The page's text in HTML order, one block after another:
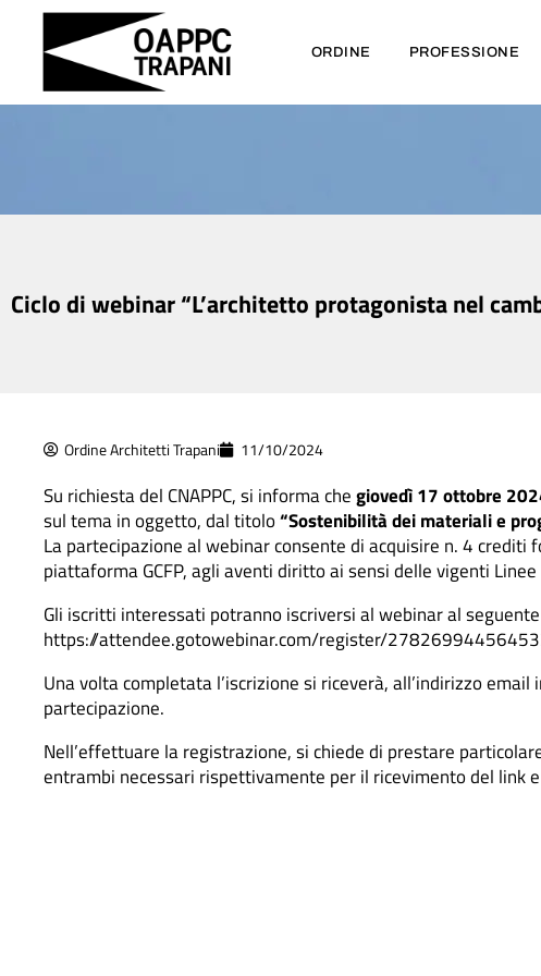
ORDINE PROFESSIONE
Ciclo di webinar “L’architetto protagonista nel
Ordine Architetti Trapani 11/10/2024
Su richiesta del CNAPPC, si informa chegiovedì 17 ottobre
sul tema in oggetto, dal titolo“Sostenibilità dei materiali e
La partecipazione al webinar consente di acquisire n. 4
piattaforma GCFP, agli aventi diritto ai sensi delle vigenti Linee
Gli iscritti interessati potranno iscriversi al webinar al
https://attendee.gotowebinar.com/register/
Una volta completata l’iscrizione si riceverà, all’indirizzo
partecipazione.
Nell’effettuare la registrazione, si chiede di prestare
entrambi necessari rispettivamente per il ricevimento del link e